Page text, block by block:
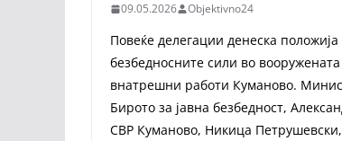
09.05.2026 Objektivno24
Повеќе делегации денеска
безбедносните сили во
внатрешни работи Куманово.
Бирото за јавна безбедност,
СВР Куманово, Никица